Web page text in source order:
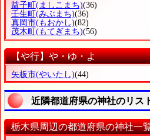
益子町 (ましこまち)(36)
壬生町 (みぶまち)(36)
真岡市(もおかし)(82)
茂木町 (もてぎまち)(56)
【や行】や・ゆ・よ
矢板市(やいたし)(44)
近隣都道府県の神社のリス
栃木県周辺の都道府県の神社一